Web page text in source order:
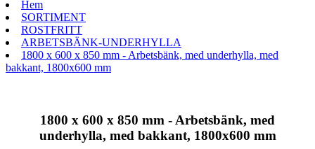
Hem
SORTIMENT
ROSTFRITT
ARBETSBÄNK-UNDERHYLLA
1800 x 600 x 850 mm - Arbetsbänk, med underhylla, med
bakkant, 1800x600 mm
1800 x 600 x 850 mm - Arbetsbänk, med
underhylla, med bakkant, 1800x600 mm